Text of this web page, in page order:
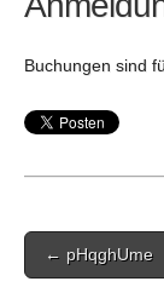
Buchungen sind
Post
navigation
← pHqghUme